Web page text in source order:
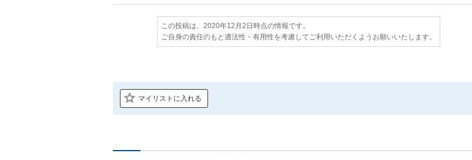
この投稿は、2020年12月2日時点の情報です。
ご自身の責任のもと適法性・有用性を考慮してご利用いただくようお願いいたします。
マイリストに入れる